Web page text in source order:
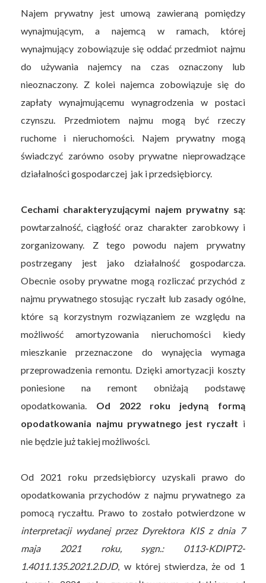
Najem prywatny jest umową zawieraną pomiędzy
wynajmującym, a najemcą w ramach, której
wynajmujący zobowiązuje się oddać przedmiot najmu
do używania najemcy na czas oznaczony lub
nieoznaczony. Z kolei najemca zobowiązuje się do
zapłaty wynajmującemu wynagrodzenia w postaci
czynszu. Przedmiotem najmu mogą być rzeczy
ruchome i nieruchomości. Najem prywatny mogą
świadczyć zarówno osoby prywatne nieprowadzące
działalności gospodarczej jak i przedsiębiorcy.
Cechami charakteryzującymi najem prywatny są:
powtarzalność, ciągłość oraz charakter zarobkowy i
zorganizowany. Z tego powodu najem prywatny
postrzegany jest jako działalność gospodarcza.
Obecnie osoby prywatne mogą rozliczać przychód z
najmu prywatnego stosując ryczałt lub zasady ogólne,
które są korzystnym rozwiązaniem ze względu na
możliwość amortyzowania nieruchomości kiedy
mieszkanie przeznaczone do wynajęcia wymaga
przeprowadzenia remontu. Dzięki amortyzacji koszty
poniesione na remont obniżają podstawę
opodatkowania. Od 2022 roku jedyną formą
opodatkowania najmu prywatnego jest ryczałt i
nie będzie już takiej możliwości.
Od 2021 roku przedsiębiorcy uzyskali prawo do
opodatkowania przychodów z najmu prywatnego za
pomocą ryczałtu. Prawo to zostało potwierdzone w
interpretacji wydanej przez Dyrektora KIS z dnia 7
maja 2021 roku, sygn.: 0113-KDIPT2-
1.4011.135.2021.2.DJD, w której stwierdza, że od 1